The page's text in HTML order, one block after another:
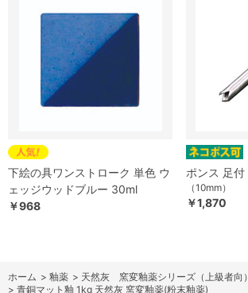
下絵の具ワンストローク 単色 ウ
ェッジウッドブルー 30ml
￥968
ポンス 足
（10mm）
￥1,870
ホーム > 釉薬 > 天然灰 窯変釉薬シリーズ（上級者向）
> 青銅マット釉 1kg 天然灰 窯変釉薬(粉末釉薬)